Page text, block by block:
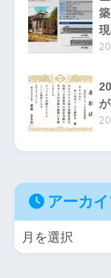
現
アーカ